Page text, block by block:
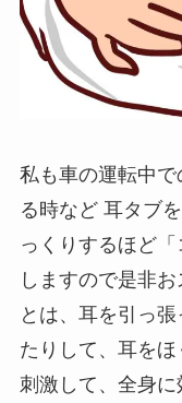
私も車の運転中
る時など 耳タブ
っくりするほど
しますので是非
とは、耳を引っ
たりして、耳を
刺激して、全身